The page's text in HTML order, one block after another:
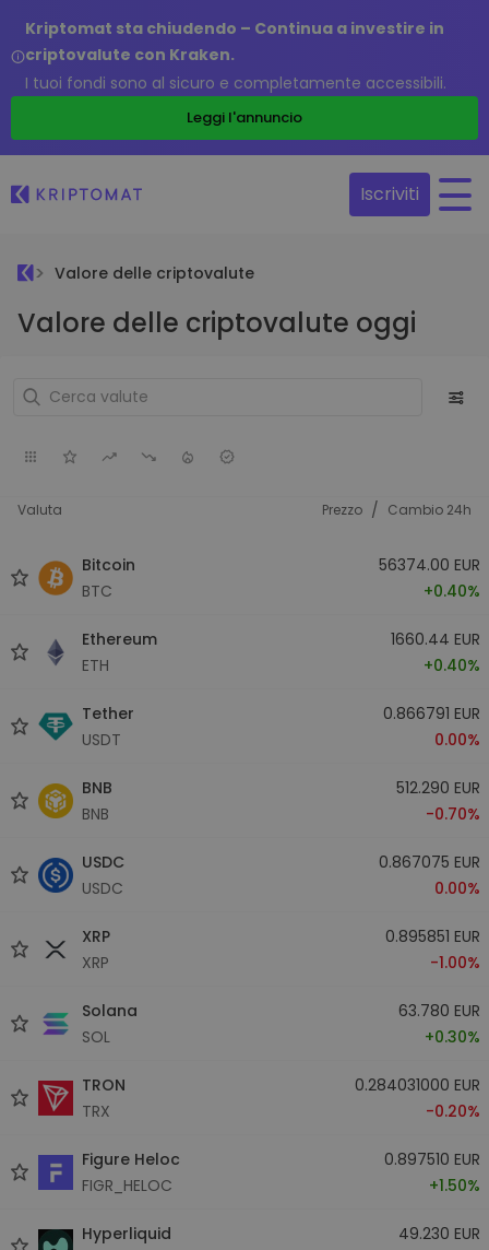
Kriptomat sta chiudendo – Continua a investire in
criptovalute con Kraken.
I tuoi fondi sono al sicuro e completamente accessibili.
Leggi l'annuncio
Iscriviti
Valore delle criptovalute
Valore delle criptovalute oggi
Valuta Prezzo / Cambio 24h
Bitcoin
BTC
56374.00 EUR
+0.40%
Ethereum
ETH
1660.44 EUR
+0.40%
Tether
USDT
0.866791 EUR
0.00%
BNB
BNB
512.290 EUR
-0.70%
USDC
USDC
0.867075 EUR
0.00%
XRP
XRP
0.895851 EUR
-1.00%
Solana
SOL
63.780 EUR
+0.30%
TRON
TRX
0.284031000 EUR
-0.20%
Figure Heloc
FIGR_HELOC
0.897510 EUR
+1.50%
Hyperliquid
49.230 EUR